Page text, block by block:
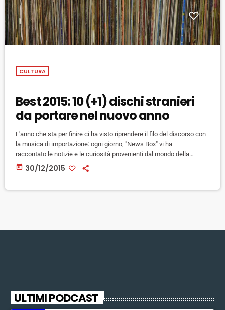
CULTURA
Best 2015: 10 (+1) dischi stranieri
da portare nel nuovo anno
L'anno che sta per finire ci ha visto riprendere il filo del discorso con
la musica di importazione: ogni giorno, "News Box" vi ha
raccontato le notizie e le curiosità provenienti dal mondo della
discografia, vi ha presentato e fatto ascoltare le novità proposte
dalle etichette più innovative del panorama internazionale, arrivate
today 30/12/2015
ULTIMI PODCAST